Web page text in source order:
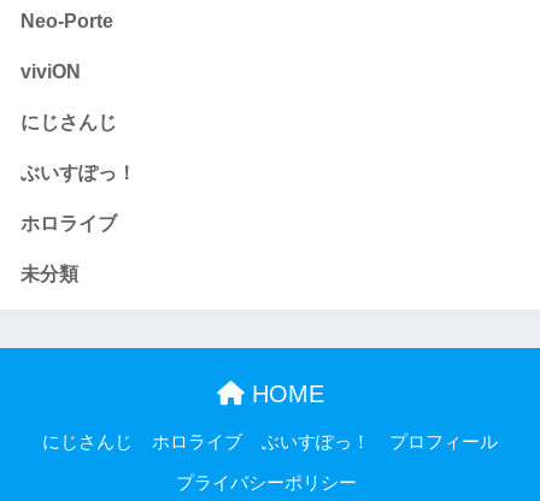
Neo-Porte
viviON
にじさんじ
ぶいすぽっ！
ホロライブ
未分類
HOME
にじさんじ ホロライブ ぶいすぽっ！ プロフィール
プライバシーポリシー